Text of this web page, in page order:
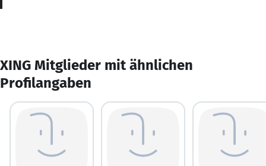
XING Mitglieder mit ähnlichen
Profilangaben